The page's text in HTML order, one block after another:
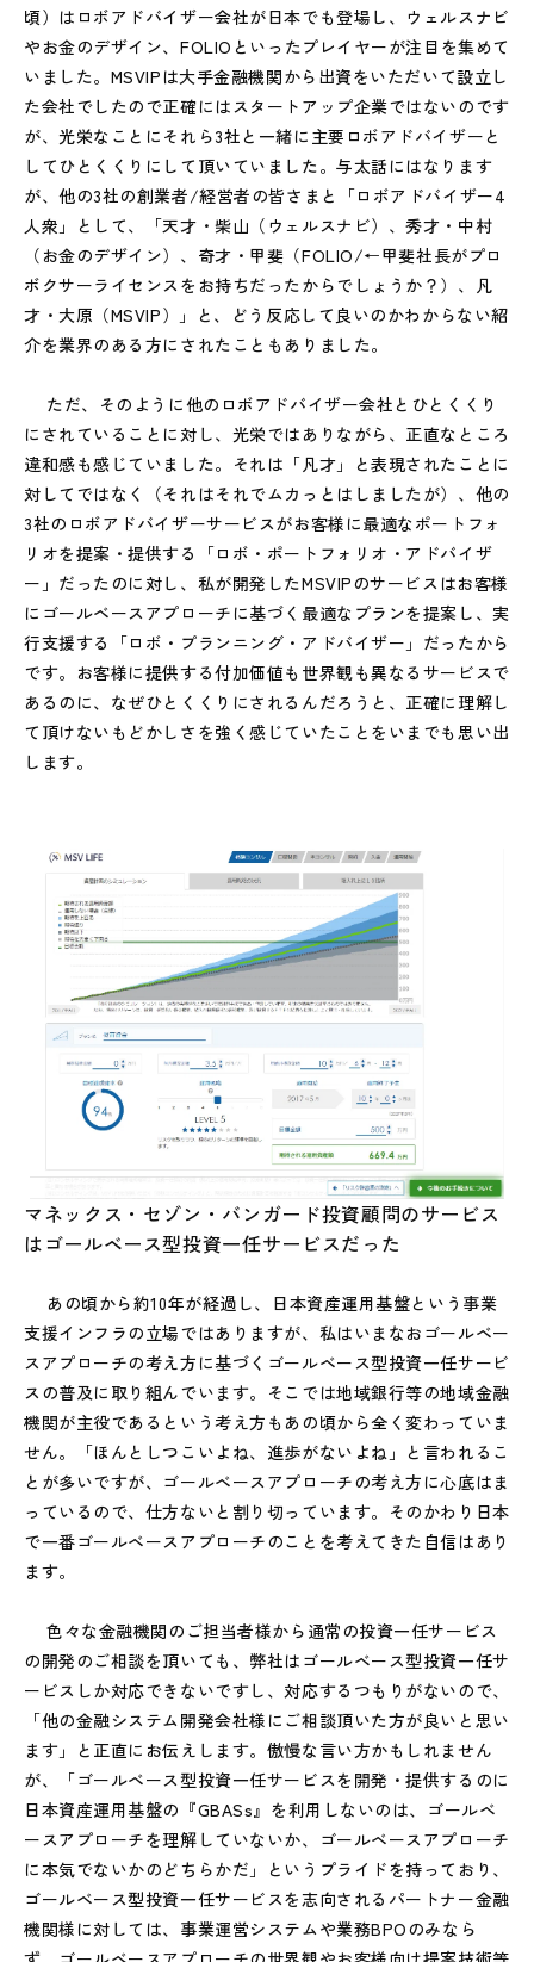
頃）はロボアドバイザー会社が日本でも登場し、ウェルスナビ
やお金のデザイン、FOLIOといったプレイヤーが注目を集めて
いました。MSVIPは大手金融機関から出資をいただいて設立し
た会社でしたので正確にはスタートアップ企業ではないのです
が、光栄なことにそれら3社と一緒に主要ロボアドバイザーと
してひとくくりにして頂いていました。与太話にはなります
が、他の3社の創業者/経営者の皆さまと「ロボアドバイザー4
人衆」として、「天才・柴山（ウェルスナビ）、秀才・中村
（お金のデザイン）、奇才・甲斐（FOLIO/←甲斐社長がプロ
ボクサーライセンスをお持ちだったからでしょうか？）、凡
才・大原（MSVIP）」と、どう反応して良いのかわからない紹
介を業界のある方にされたこともありました。
ただ、そのように他のロボアドバイザー会社とひとくくり
にされていることに対し、光栄ではありながら、正直なところ
違和感も感じていました。それは「凡才」と表現されたことに
対してではなく（それはそれでムカっとはしましたが）、他の
3社のロボアドバイザーサービスがお客様に最適なポートフォ
リオを提案・提供する「ロボ・ポートフォリオ・アドバイザ
ー」だったのに対し、私が開発したMSVIPのサービスはお客様
にゴールベースアプローチに基づく最適なプランを提案し、実
行支援する「ロボ・プランニング・アドバイザー」だったから
です。お客様に提供する付加価値も世界観も異なるサービスで
あるのに、なぜひとくくりにされるんだろうと、正確に理解し
て頂けないもどかしさを強く感じていたことをいまでも思い出
します。
マネックス・セゾン・バンガード投資顧問のサービス
はゴールベース型投資一任サービスだった
あの頃から約10年が経過し、日本資産運用基盤という事業
支援インフラの立場ではありますが、私はいまなおゴールベー
スアプローチの考え方に基づくゴールベース型投資一任サービ
スの普及に取り組んでいます。そこでは地域銀行等の地域金融
機関が主役であるという考え方もあの頃から全く変わっていま
せん。「ほんとしつこいよね、進歩がないよね」と言われるこ
とが多いですが、ゴールベースアプローチの考え方に心底はま
っているので、仕方ないと割り切っています。そのかわり日本
で一番ゴールベースアプローチのことを考えてきた自信はあり
ます。
色々な金融機関のご担当者様から通常の投資一任サービス
の開発のご相談を頂いても、弊社はゴールベース型投資一任サ
ービスしか対応できないですし、対応するつもりがないので、
「他の金融システム開発会社様にご相談頂いた方が良いと思い
ます」と正直にお伝えします。傲慢な言い方かもしれません
が、「ゴールベース型投資一任サービスを開発・提供するのに
日本資産運用基盤の『GBASs』を利用しないのは、ゴールベ
ースアプローチを理解していないか、ゴールベースアプローチ
に本気でないかのどちらかだ」というプライドを持っており、
ゴールベース型投資一任サービスを志向されるパートナー金融
機関様に対しては、事業運営システムや業務BPOのみなら